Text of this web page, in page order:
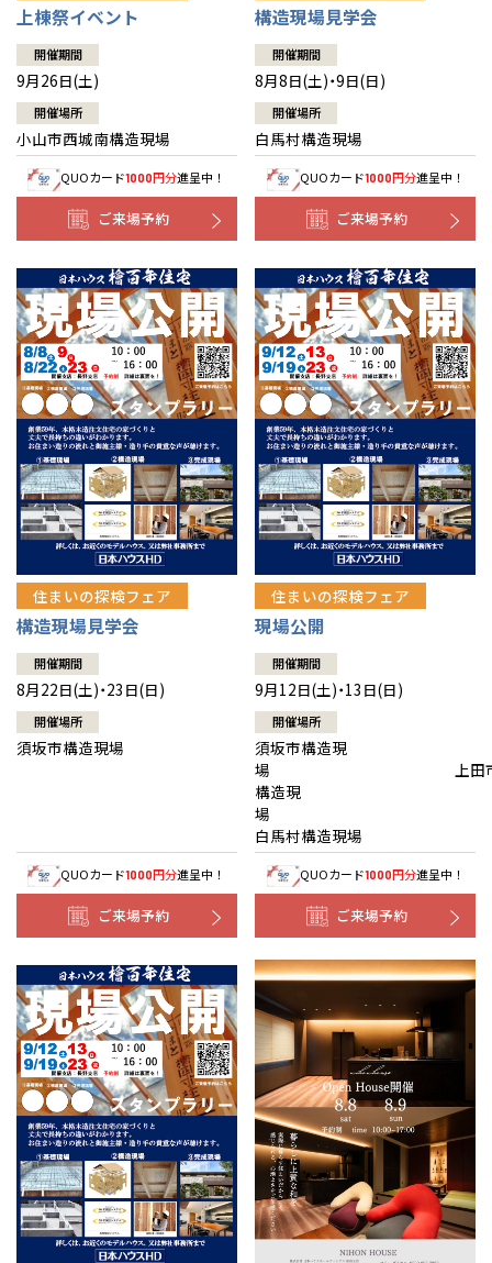
上棟祭イベント
開催期間
9月26日(土)
開催場所
小山市西城南構造現場
QUOカード1000円分進呈中！
ご来場予約
構造現場見学会
開催期間
8月8日(土)・9日(日)
開催場所
白馬村構造現場
QUOカード1000円分進呈中！
ご来場予約
住まいの探検フェア
構造現場見学会
開催期間
8月22日(土)・23日(日)
開催場所
須坂市構造現場
QUOカード1000円分進呈中！
ご来場予約
住まいの探検フェア
現場公開
開催期間
9月12日(土)・13日(日)
開催場所
須坂市構造現
場 上田
構造現
白馬村構造現場
QUOカード1000円分進呈中！
ご来場予約